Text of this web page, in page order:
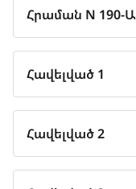
Հրաման N 190-Ա
Հավելված 1
Հավելված 2